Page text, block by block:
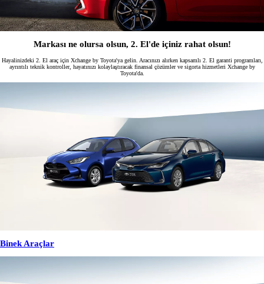
Markası ne olursa olsun, 2. El'de içiniz rahat olsun!
Hayalinizdeki 2. El araç için Xchange by Toyota'ya gelin. Aracınızı alırken kapsamlı 2. El garanti programları,
ayrıntılı teknik kontroller, hayatınızı kolaylaştıracak finansal çözümler ve sigorta hizmetleri Xchange by
Toyota'da.
Binek Araçlar